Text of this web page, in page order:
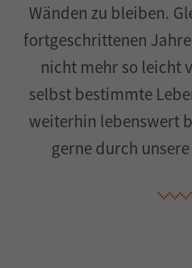
Wänden zu bleiben.
fortgeschrittenen
nicht mehr so leicht
selbst bestimmte
weiterhin lebenswert
gerne durch